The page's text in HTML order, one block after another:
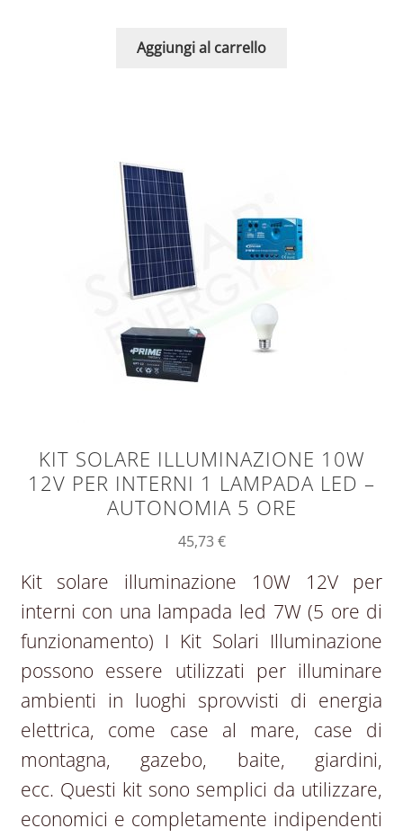
Aggiungi al carrello
KIT SOLARE ILLUMINAZIONE 10W
12V PER INTERNI 1 LAMPADA LED –
AUTONOMIA 5 ORE
45,73€
Kit solare illuminazione 10W 12V per
interni con una lampada led 7W (5 ore di
funzionamento) I Kit Solari Illuminazione
possono essere utilizzati per illuminare
ambienti in luoghi sprovvisti di energia
elettrica, come case al mare, case di
montagna, gazebo, baite, giardini,
ecc. Questi kit sono semplici da utilizzare,
economici e completamente indipendenti